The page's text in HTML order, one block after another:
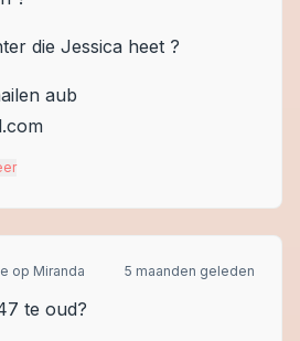
die Jessica heet ?
aub
op Miranda 5 maanden geleden
te oud?